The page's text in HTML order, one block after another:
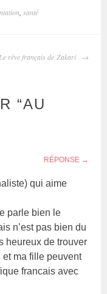
,santé
Le rêve français de Zakari
“AU
RÉPONSE
qui aime
parle bien le
n’est pas bien du
heureux de trouver
et ma fille peuvent
francais avec